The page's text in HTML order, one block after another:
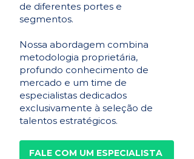
de diferentes portes e
segmentos.
Nossa abordagem combina
metodologia proprietária,
profundo conhecimento de
mercado e um time de
especialistas dedicados
exclusivamente à seleção de
talentos estratégicos.
FALE COM UM ESPECIALISTA